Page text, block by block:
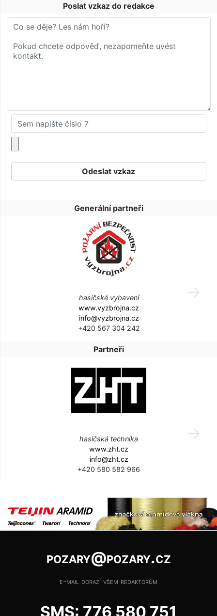
Poslat vzkaz do redakce
Generální partneři
hasičské vybavení
www.vyzbrojna.cz
info@vyzbrojna.cz
+420 567 304 242
Partneři
hasičská technika
www.zht.cz
info@zht.cz
+420 580 582 966
pozary@pozary.cz
e-mail dorazí všem redaktorům
SMS: 776 580 751